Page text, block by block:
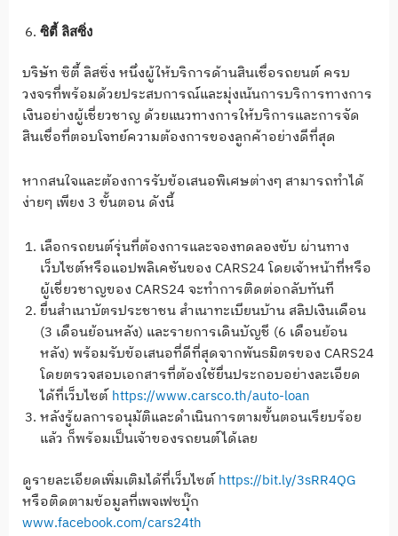
ซิตี้ ลิสซิ่ง
บริษัท ซิตี้ ลิสซิ่ง หนึ่งผู้ให้บริการด้านสินเชื่อรถยนต์ ครบ
วงจรที่พร้อมด้วยประสบการณ์และมุ่งเน้นการบริการทางการ
เงินอย่างผู้เชี่ยวชาญ ด้วยแนวทางการให้บริการและการจัด
สินเชื่อที่ตอบโจทย์ความต้องการของลูกค้าอย่างดีที่สุด
หากสนใจและต้องการรับข้อเสนอพิเศษต่างๆ สามารถทำได้
ง่ายๆ เพียง 3 ขั้นตอน ดังนี้
เลือกรถยนต์รุ่นที่ต้องการและจองทดลองขับ ผ่านทาง
เว็บไซต์หรือแอปพลิเคชันของ CARS24 โดยเจ้าหน้าที่หรือ
ผู้เชี่ยวชาญของ CARS24 จะทำการติดต่อกลับทันที
ยื่นสำเนาบัตรประชาชน สำเนาทะเบียนบ้าน สลิปเงินเดือน
(3 เดือนย้อนหลัง) และรายการเดินบัญชี (6 เดือนย้อน
หลัง) พร้อมรับข้อเสนอที่ดีที่สุดจากพันธมิตรของ CARS24
โดยตรวจสอบเอกสารที่ต้องใช้ยื่นประกอบอย่างละเอียด
ได้ที่เว็บไซต์https://www.carsco.th/auto-loan
หลังรู้ผลการอนุมัติและดำเนินการตามขั้นตอนเรียบร้อย
แล้ว ก็พร้อมเป็นเจ้าของรถยนต์ได้เลย
ดูรายละเอียดเพิ่มเติมได้ที่เว็บไซต์https://bit.ly/3sRR4QG
หรือติดตามข้อมูลที่เพจเฟซบุ๊ก
www.facebook.com/cars24th